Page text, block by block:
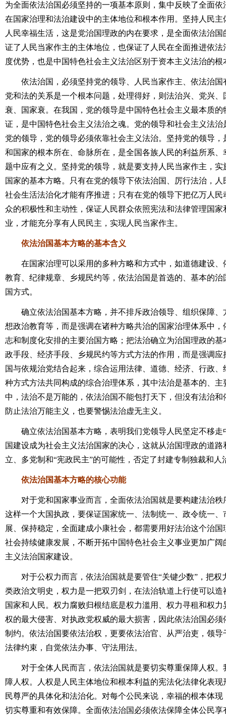
为全面依法治国必须坚持的一项基本原则，集中反映了全面
在国家治理和法治建设中的主体地位和根本作用。坚持人民
人民幸福生活，这是党治国理政的内在要求，是全面依法治
证了人民当家作主的主体地位，也保证了人民在全面推进依
度优势，也是中国特色社会主义法治区别于资本主义法治的根
依法治国，必须坚持党的领导、人民当家作主、依法治国
党和法的关系是一个根本问题，处理得好，则法治兴、党兴
衰、国家衰。在我国，党的领导是中国特色社会主义最本质
证，是中国特色社会主义法治之魂。党的领导和社会主义法
党的领导，党的领导必须依靠社会主义法治。坚持党的领导
和国家的根本所在、命脉所在，是全国各族人民的利益所系
题中应有之义。坚持党的领导，就是要支持人民当家作主，
国家的基本方略。只有在党的领导下依法治国、厉行法治，
社会生活法治化才能有序推进；只有在党的领导下把亿万人
众的积极性和主动性，保证人民群众依照宪法和法律管理国
业，才能充分享有人民民主，实现人民当家作主。
依法治国基本方略的基本含义
在国家治理可以采用的多种方略和方式中，如道德建设、
教育、纪律规章、乡规民约等，依法治国是首选的、基本的
国方式。
确立依法治国基本方略，并不排斥政治领导、组织保障、
想政治教育等，而是强调在诸种方略共治的国家治理体系中
志和制度化安排的主要治国方略；把法治确立为治国理政的
政手段、经济手段、乡规民约等方式方法的作用，而是强调
国与依规治党结合起来，综合运用法律、道德、经济、行政
种方式方法共同构成的综合治理体系，其中法治是基本的、
中，法治不是万能的，依法治国不能包打天下，但没有法治
防止法治万能主义，也要警惕法治虚无主义。
确立依法治国基本方略，表明我们党领导人民坚定不移走
国建设成为社会主义法治国家的决心，这就从治国理政的道
立、多党制和“宪政民主”的可能性，否定了封建专制独裁和人
依法治国基本方略的核心功能
对于党和国家事业而言，全面依法治国就是要构建法治秩
这样一个大国执政，要保证国家统一、法制统一、政令统一
展、保持稳定，全面建成小康社会，都需要用好法治这个治
社会持续健康发展，不断开拓中国特色社会主义事业更加广
主义法治国家建设。
对于公权力而言，依法治国就是要管住“关键少数”，把权
类政治文明史，权力是一把双刃剑，在法治轨道上行使可以
国家和人民。权力腐败归根结底是权力滥用、权力寻租和权
权的最大侵害、对执政党权威的最大损害，因此依法治国必
制约。依法治国要依法治权，更要依法治官、从严治吏，领
法律约束，自觉依法办事、守法用法。
对于全体人民而言，依法治国就是要切实尊重保障人权。
障人权。人权是人民主体地位和根本利益的宪法化法律化表
民尊严的具体化和法治化。对每个公民来说，幸福的根本体
切实尊重和有效保障。全面依法治国必须依法保障全体公民